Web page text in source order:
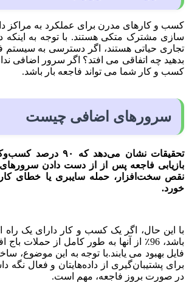
کسب و کارهای مدرن برای عملکرد به مراکز
سازی مشترک متکی هستند. با توجه به اینکه
تجاری حیاتی هستند، اگر دسترسی به سیستم
بدهید چه اتفاقی می افتد؟ اگر سرور اضافی
کسب و کار شما می تواند فاجعه بار باشد.
سرورهای اضافی چیست
تحقیقات نشان می‌دهد که
بازیابی فاجعه پس از از دست دادن
نقص سخت‌افزار، حمله سایبری یا خطای
خورد.
با این حال، اگر یک کسب و کار دارای یک راه
باشد، 96٪ از آنها به طور کامل از حملات
فایل بهبود می یابند.با توجه به این موضوع،
برای پشتیبان‌گیری از داده‌هایتان و فعال نگه
در صورت بروز فاجعه، مهم است.